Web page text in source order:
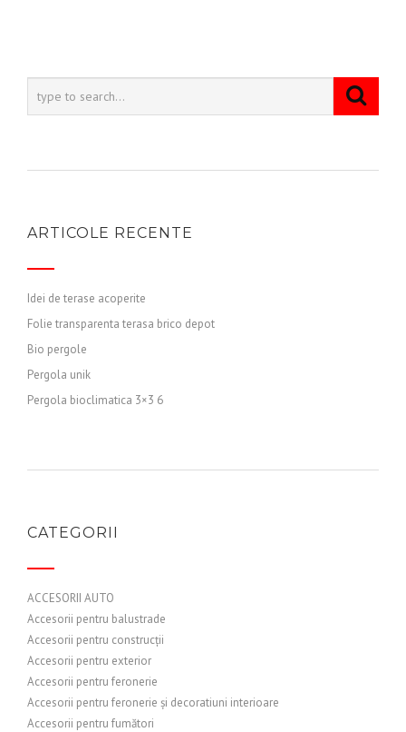
ARTICOLE RECENTE
Idei de terase acoperite
Folie transparenta terasa brico depot
Bio pergole
Pergola unik
Pergola bioclimatica 3×3 6
CATEGORII
ACCESORII AUTO
Accesorii pentru balustrade
Accesorii pentru construcții
Accesorii pentru exterior
Accesorii pentru feronerie
Accesorii pentru feronerie și decoratiuni interioare
Accesorii pentru fumători